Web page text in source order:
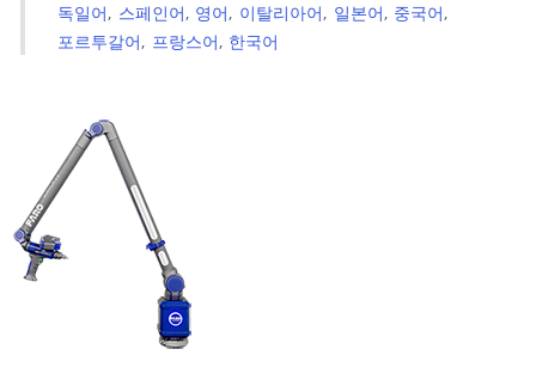
보
이
버
데
독일어 스페인어 영어 이탈리아어 일본어 중국어
포르투갈어 프랑스어 한국어